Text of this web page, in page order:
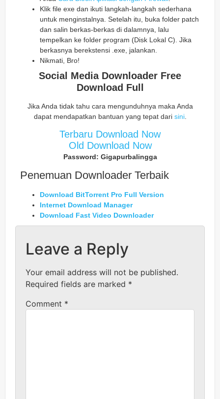
Klik file exe dan ikuti langkah-langkah sederhana
untuk menginstalnya. Setelah itu, buka folder patch
dan salin berkas-berkas di dalamnya, lalu
tempelkan ke folder program (Disk Lokal C). Jika
berkasnya berekstensi .exe, jalankan.
Nikmati, Bro!
Social Media Downloader Free
Download Full
Jika Anda tidak tahu cara mengunduhnya maka Anda
dapat mendapatkan bantuan yang tepat dari sini.
Terbaru Download Now
Old Download Now
Password: Gigapurbalingga
Penemuan Downloader Terbaik
Download BitTorrent Pro Full Version
Internet Download Manager
Download Fast Video Downloader
Leave a Reply
Your email address will not be published.
Required fields are marked *
Comment *